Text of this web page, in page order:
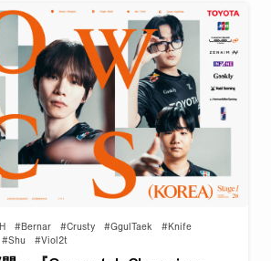
#Bernar #Crusty #GgulTaek
#Knife
#Shu #Viol2t